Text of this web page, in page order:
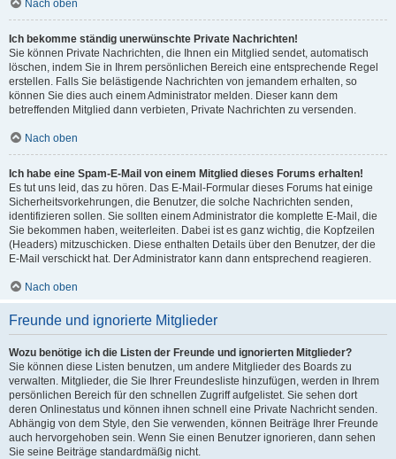
Nach oben
Ich bekomme ständig unerwünschte Private Nachrichten!
Sie können Private Nachrichten, die Ihnen ein Mitglied sendet, automatisch
löschen, indem Sie in Ihrem persönlichen Bereich eine entsprechende Regel
erstellen. Falls Sie belästigende Nachrichten von jemandem erhalten, so
können Sie dies auch einem Administrator melden. Dieser kann dem
betreffenden Mitglied dann verbieten, Private Nachrichten zu versenden.
Nach oben
Ich habe eine Spam-E-Mail von einem Mitglied dieses Forums erhalten!
Es tut uns leid, das zu hören. Das E-Mail-Formular dieses Forums hat einige
Sicherheitsvorkehrungen, die Benutzer, die solche Nachrichten senden,
identifizieren sollen. Sie sollten einem Administrator die komplette E-Mail, die
Sie bekommen haben, weiterleiten. Dabei ist es ganz wichtig, die Kopfzeilen
(Headers) mitzuschicken. Diese enthalten Details über den Benutzer, der die
E-Mail verschickt hat. Der Administrator kann dann entsprechend reagieren.
Nach oben
Freunde und ignorierte Mitglieder
Wozu benötige ich die Listen der Freunde und ignorierten Mitglieder?
Sie können diese Listen benutzen, um andere Mitglieder des Boards zu
verwalten. Mitglieder, die Sie Ihrer Freundesliste hinzufügen, werden in Ihrem
persönlichen Bereich für den schnellen Zugriff aufgelistet. Sie sehen dort
deren Onlinestatus und können ihnen schnell eine Private Nachricht senden.
Abhängig von dem Style, den Sie verwenden, können Beiträge Ihrer Freunde
auch hervorgehoben sein. Wenn Sie einen Benutzer ignorieren, dann sehen
Sie seine Beiträge standardmäßig nicht.